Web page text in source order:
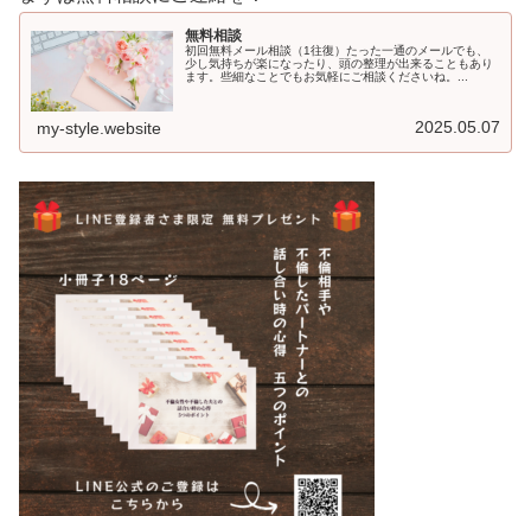
無料相談
初回無料メール相談（1往復）たった一通のメールでも、
少し気持ちが楽になったり、頭の整理が出来ることもあり
ます。些細なことでもお気軽にご相談くださいね。...
my-style.website 2025.05.07